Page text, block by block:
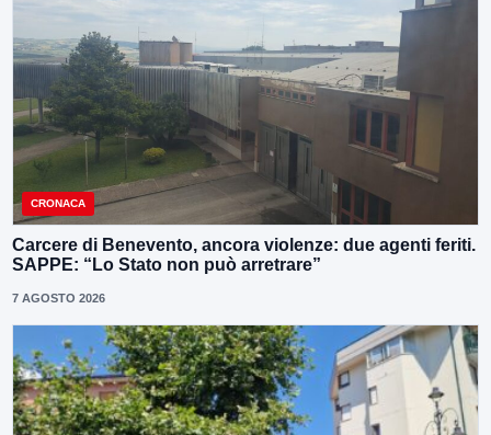
CRONACA
Carcere di Benevento, ancora violenze: due agenti feriti.
SAPPE: “Lo Stato non può arretrare”
7 AGOSTO 2026